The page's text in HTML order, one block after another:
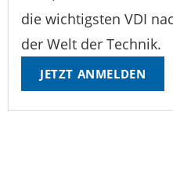
die wichtigsten VDI
der Welt der Technik.
JETZT ANMELDEN